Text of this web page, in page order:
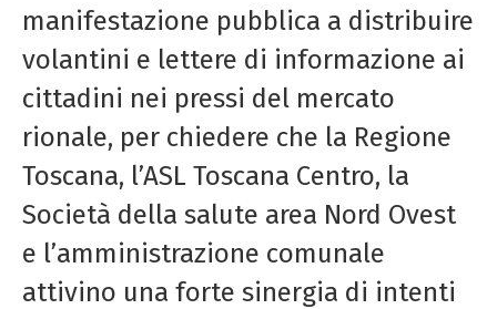
manifestazione pubblica a distribuire
volantini e lettere di informazione ai
cittadini nei pressi del mercato
rionale, per chiedere che la Regione
Toscana, l’ASL Toscana Centro, la
Società della salute area Nord Ovest
e l’amministrazione comunale
attivino una forte sinergia di intenti